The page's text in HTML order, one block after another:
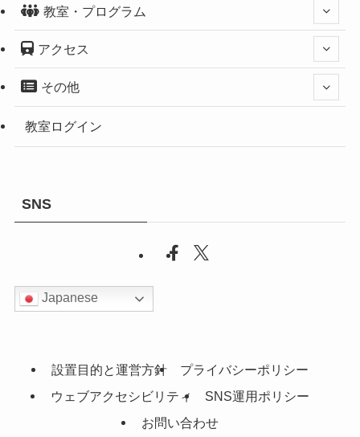
教室・プログラム
アクセス
その他
教室ログイン
SNS
Japanese
設置目的と運営方針
プライバシーポリシー
ウェブアクセシビリティ
SNS運用ポリシー
お問い合わせ